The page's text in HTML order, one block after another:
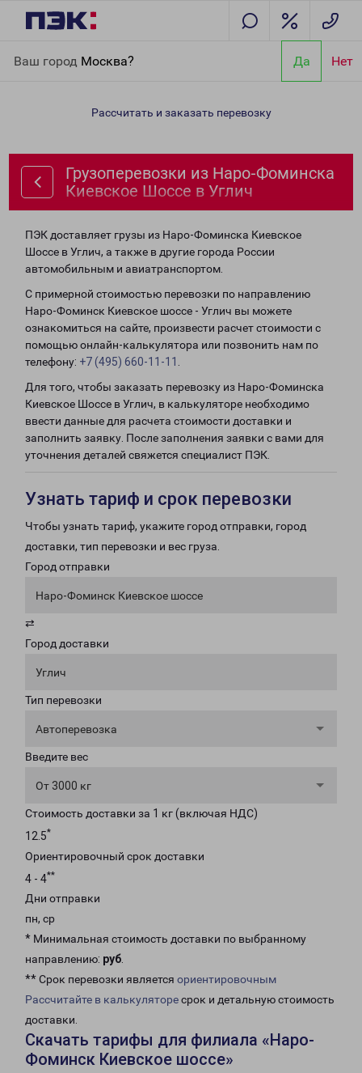
Ваш город Москва? Да Нет
Киевское Шоссе в Углич
Рассчитать и заказать перевозку
Грузоперевозки из Наро-Фоминска
Киевское Шоссе в Углич
ПЭК доставляет грузы из Наро-Фоминска Киевское
Шоссе в Углич, а также в другие города России
автомобильным и авиатранспортом.
С примерной стоимостью перевозки по направлению
Наро-Фоминск Киевское шоссе - Углич вы можете
ознакомиться на сайте, произвести расчет стоимости с
помощью онлайн-калькулятора или позвонить нам по
телефону: +7 (495) 660-11-11
Для того, чтобы заказать перевозку из Наро-Фоминска
Киевское Шоссе в Углич, в калькуляторе необходимо
ввести данные для расчета стоимости доставки и
заполнить заявку. После заполнения заявки с вами для
уточнения деталей свяжется специалист ПЭК.
Узнать тариф и срок перевозки
Чтобы узнать тариф, укажите город отправки, город
доставки, тип перевозки и вес груза.
Город отправки
Наро-Фоминск Киевское шоссе
⇄
Город доставки
Углич
Тип перевозки
Автоперевозка
Введите вес
От 3000 кг
Стоимость доставки за 1 кг (включая НДС)
12.5*
Ориентировочный срок доставки
4 - 4**
Дни отправки
пн, ср
* Минимальная стоимость доставки по выбранному
направлению: руб.
** Срок перевозки является ориентировочным
Рассчитайте в калькуляторесрок и детальную стоимость
доставки.
Скачать тарифы для филиала «Наро-
Фоминск Киевское шоссе»